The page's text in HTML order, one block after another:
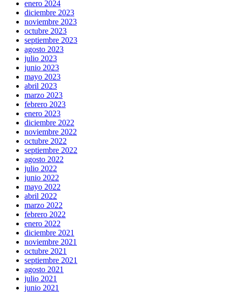
enero 2024
diciembre 2023
noviembre 2023
octubre 2023
septiembre 2023
agosto 2023
julio 2023
junio 2023
mayo 2023
abril 2023
marzo 2023
febrero 2023
enero 2023
diciembre 2022
noviembre 2022
octubre 2022
septiembre 2022
agosto 2022
julio 2022
junio 2022
mayo 2022
abril 2022
marzo 2022
febrero 2022
enero 2022
diciembre 2021
noviembre 2021
octubre 2021
septiembre 2021
agosto 2021
julio 2021
junio 2021